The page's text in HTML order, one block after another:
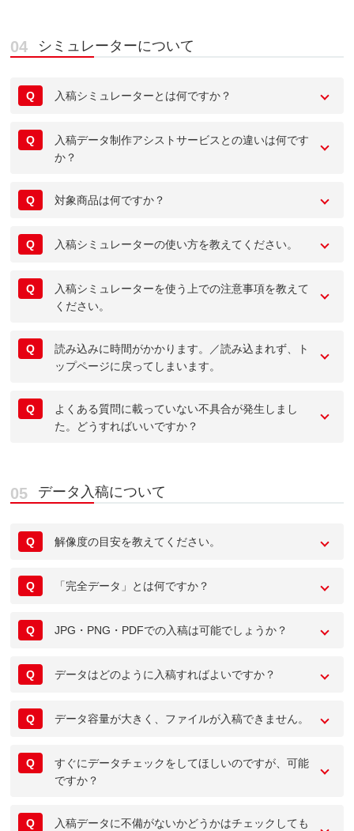
シミュレーターについて
Q 入稿シミュレーターとは何ですか？
Q
入稿データ制作アシストサービスとの違いは何です
か？
Q 対象商品は何ですか？
Q 入稿シミュレーターの使い方を教えてください。
Q
入稿シミュレーターを使う上での注意事項を教えて
ください。
Q
読み込みに時間がかかります。／読み込まれず、ト
ップページに戻ってしまいます。
Q
よくある質問に載っていない不具合が発生しまし
た。どうすればいいですか？
データ入稿について
Q 解像度の目安を教えてください。
Q 「完全データ」とは何ですか？
Q JPG・PNG・PDFでの入稿は可能でしょうか？
Q データはどのように入稿すればよいですか？
Q データ容量が大きく、ファイルが入稿できません。
Q
すぐにデータチェックをしてほしいのですが、可能
ですか？
Q
入稿データに不備がないかどうかはチェックしても